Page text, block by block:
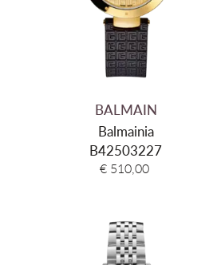
BALMAIN
Balmainia
B42503227
€ 510,00